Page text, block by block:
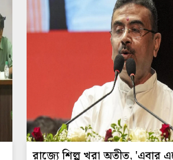
রাজ্যে শিল্প খরা অতীত, 'এবার